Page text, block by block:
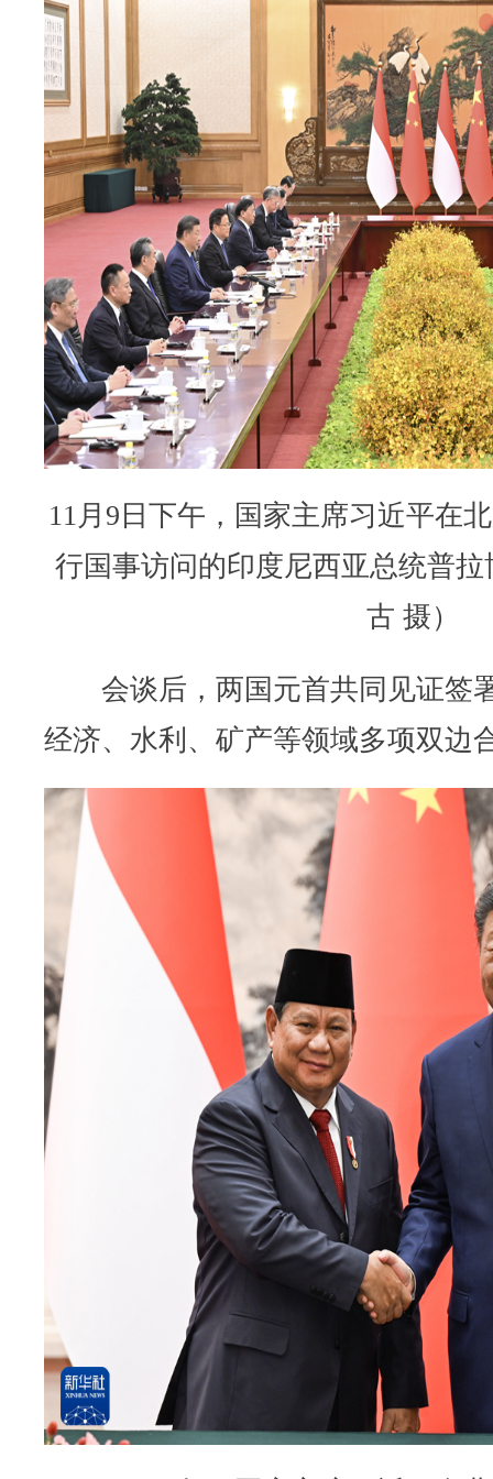
11月9日下午，国家主席习近平在
行国事访问的印度尼西亚总统普
古 摄）
会谈后，两国元首共同见证签
经济、水利、矿产等领域多项双边